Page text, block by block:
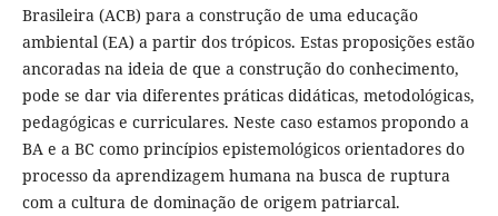
Brasileira (ACB) para a construção de uma educação
ambiental (EA) a partir dos trópicos. Estas proposições estão
ancoradas na ideia de que a construção do conhecimento,
pode se dar via diferentes práticas didáticas, metodológicas,
pedagógicas e curriculares. Neste caso estamos propondo a
BA e a BC como princípios epistemológicos orientadores do
processo da aprendizagem humana na busca de ruptura
com a cultura de dominação de origem patriarcal.